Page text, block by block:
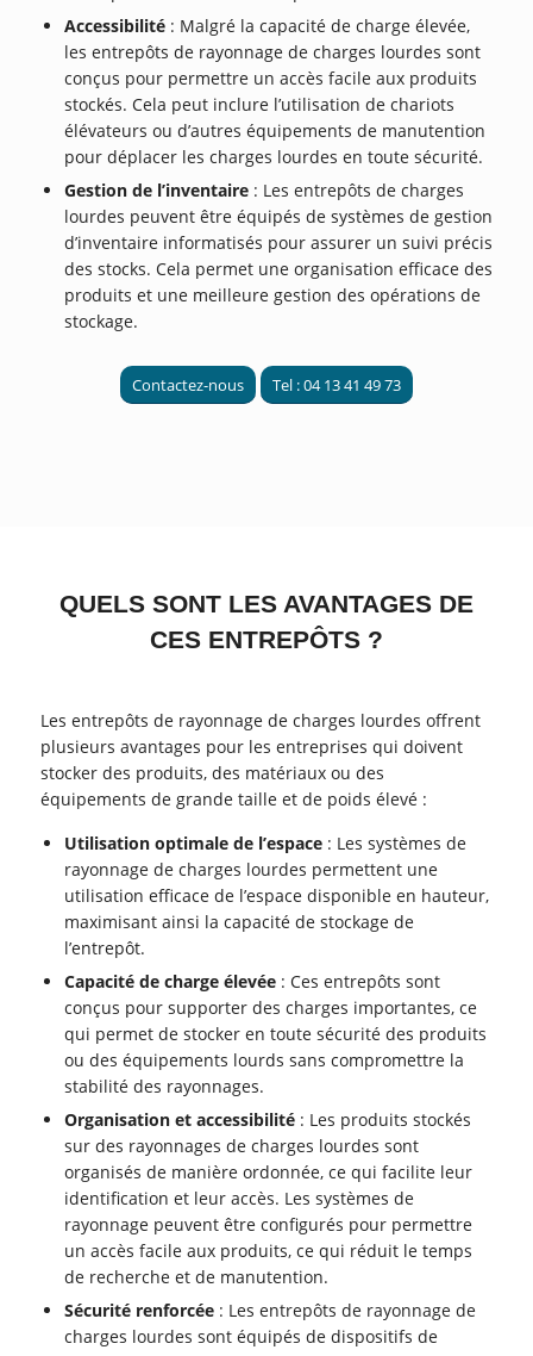
Accessibilité : Malgré la capacité de charge élevée,
les entrepôts de rayonnage de charges lourdes sont
conçus pour permettre un accès facile aux produits
stockés. Cela peut inclure l’utilisation de chariots
élévateurs ou d’autres équipements de manutention
pour déplacer les charges lourdes en toute sécurité.
Gestion de l’inventaire : Les entrepôts de charges
lourdes peuvent être équipés de systèmes de gestion
d’inventaire informatisés pour assurer un suivi précis
des stocks. Cela permet une organisation efficace des
produits et une meilleure gestion des opérations de
stockage.
Contactez-nous Tel : 04 13 41 49 73
QUELS SONT LES AVANTAGES DE
CES ENTREPÔTS ?
Les entrepôts de rayonnage de charges lourdes offrent
plusieurs avantages pour les entreprises qui doivent
stocker des produits, des matériaux ou des
équipements de grande taille et de poids élevé :
Utilisation optimale de l’espace : Les systèmes de
rayonnage de charges lourdes permettent une
utilisation efficace de l’espace disponible en hauteur,
maximisant ainsi la capacité de stockage de
l’entrepôt.
Capacité de charge élevée : Ces entrepôts sont
conçus pour supporter des charges importantes, ce
qui permet de stocker en toute sécurité des produits
ou des équipements lourds sans compromettre la
stabilité des rayonnages.
Organisation et accessibilité : Les produits stockés
sur des rayonnages de charges lourdes sont
organisés de manière ordonnée, ce qui facilite leur
identification et leur accès. Les systèmes de
rayonnage peuvent être configurés pour permettre
un accès facile aux produits, ce qui réduit le temps
de recherche et de manutention.
Sécurité renforcée : Les entrepôts de rayonnage de
charges lourdes sont équipés de dispositifs de